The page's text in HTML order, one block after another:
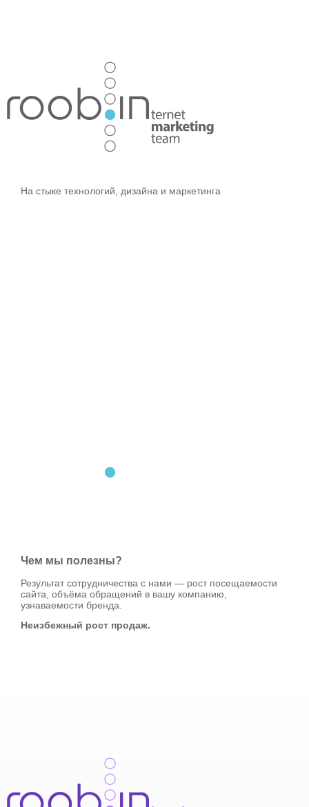
На стыке технологий, дизайна и маркетинга
Чем мы полезны?
Результат сотрудничества с нами — рост посещаемости
сайта, объёма обращений в вашу компанию,
узнаваемости бренда.
Неизбежный рост продаж.
из10